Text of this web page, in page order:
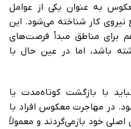
به عنوان یکی از عوامل
کار شناخته می‌شود. این
برای مناطق مبدأ فرصت‌های
باشد، اما در عین حال با
با بازگشت کوتاه‌مدت یا
در مهاجرت معکوس افراد با
خود بازمی‌گردند و معمولاً